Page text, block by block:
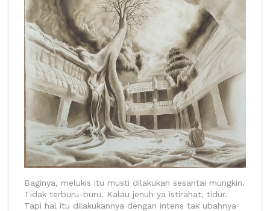
Baginya, melukis itu musti dilakukan sesantai mungkin.
Tidak terburu-buru. Kalau jenuh ya istirahat, tidur.
Tapi hal itu dilakukannya dengan intens tak ubahnya